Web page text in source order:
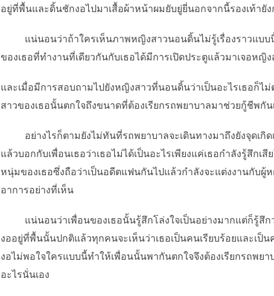
อยู่ที่พื้นและดิ้นชักงอไปมาเสื้อผ้าหน้าผมยับยู่ยี่นอกจากนี้รองเท้ายั
แน่นอนว่าถ้าใครเห็นภาพหญิงสาวนอนดิ้นไม่รู้เรื่องราวแบบ
ของเธอที่ทำงานที่เดียวกันกับเธอได้มีการเปิดประตูแล้วมาเจอหญิ
และเมื่อมีการสอบถามไปยังหญิงสาวที่นอนดิ้นว่าเป็นอะไรเธอก็
สาวของเธอนั้นตกใจถึงขนาดที่ต้องเรียกรถพยาบาลมาช่วยกู้ชีพกัน
อย่างไรก็ตามยังไม่ทันที่รถพยาบาลจะเดินทางมาถึงยังจุดเกิ
แล้วบอกกับเพื่อนเธอว่าเธอไม่ได้เป็นอะไรเพียงแค่เธอกำลังรู้สึก
หนุ่มของเธอซึ่งถือว่าเป็นอดีตแฟนกันไปแล้วกำลังจะแต่งงานกับผู้
อาการอย่างที่เห็น
แน่นอนว่าเพื่อนของเธอนั้นรู้สึกโล่งใจเป็นอย่างมากแต่ก็รู้สึ
งออยู่ที่พื้นนั้นปกติแล้วทุกคนจะเห็นว่าเธอเป็นคนเรียบร้อยและเ
งอไม่พอใจใครแบบนี้ทำให้เพื่อนนั้นพากันตกใจจึงต้องเรียกรถพ
อะไรนั่นเอง